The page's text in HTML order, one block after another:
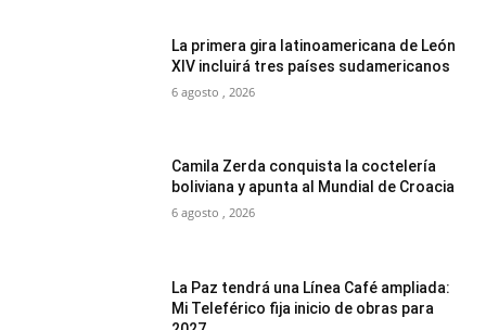
La primera gira latinoamericana de León
XIV incluirá tres países sudamericanos
6 agosto , 2026
Camila Zerda conquista la coctelería
boliviana y apunta al Mundial de Croacia
6 agosto , 2026
La Paz tendrá una Línea Café ampliada:
Mi Teleférico fija inicio de obras para